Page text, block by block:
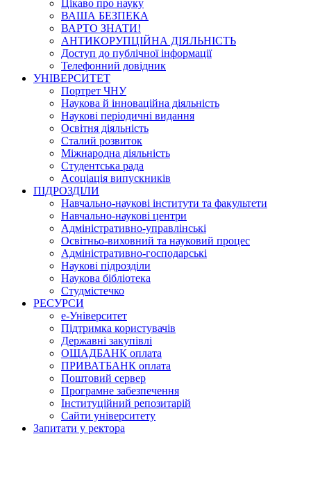
Цікаво про науку
ВАША БЕЗПЕКА
ВАРТО ЗНАТИ!
АНТИКОРУПЦІЙНА ДІЯЛЬНІСТЬ
Доступ до публічної інформації
Телефонний довідник
УНІВЕРСИТЕТ
Портрет ЧНУ
Наукова й інноваційна діяльність
Наукові періодичні видання
Освітня діяльність
Сталий розвиток
Міжнародна діяльність
Студентська рада
Асоціація випускників
ПІДРОЗДІЛИ
Навчально-наукові інститути та факультети
Навчально-наукові центри
Адміністративно-управлінські
Освітньо-виховний та науковий процес
Адміністративно-господарські
Наукові підрозділи
Наукова бібліотека
Студмістечко
РЕСУРСИ
е-Університет
Підтримка користувачів
Державні закупівлі
ОЩАДБАНК оплата
ПРИВАТБАНК оплата
Поштовий сервер
Програмне забезпечення
Інституційний репозитарій
Сайти університету
Запитати у ректора